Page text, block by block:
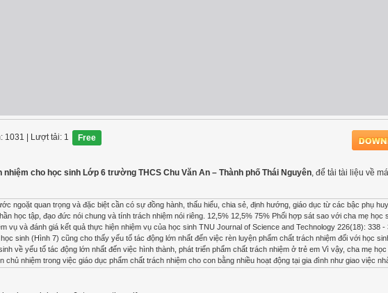
1031 | Lượt tải: 1 Free
cho học sinh Lớp 6 trường THCS Chu Văn An – Thành phố Thái Nguyên, để tải tài liệu về
ngoặt quan trọng và đặc biệt cần có sự đồng hành, thấu hiểu, chia sẻ, định hướng, giáo dục từ các bậc phụ
học tập, đạo đức nói chung và tính trách nhiệm nói riêng. 12,5% 12,5% 75% Phối hợp sát sao với cha mẹ học
vụ và đánh giá kết quả thực hiện nhiệm vụ của học sinh TNU Journal of Science and Technology 226(18): 338 -
sinh (Hình 7) cũng cho thấy yếu tố tác động lớn nhất đến việc rèn luyện phẩm chất trách nhiệm đối với học
về yếu tố tác động lớn nhất đến việc hình thành, phát triển phẩm chất trách nhiệm ở trẻ em Vì vậy, cha mẹ
nhiệm trong việc giáo dục phẩm chất trách nhiệm cho con bằng nhiều hoạt động tại gia đình như giao việc
hình thức như sử dụng mạng xã hội, Zalo, Facebook, Chỉ có 51,8% cha mẹ học sinh cho rằng giữa nhà trường và